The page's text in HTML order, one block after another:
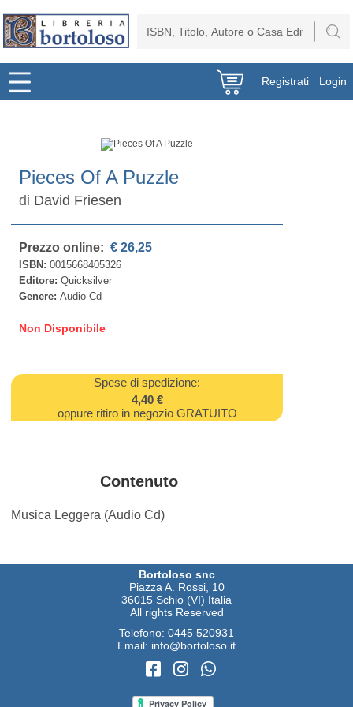
Registrati Login
Pieces Of A Puzzle
di David Friesen
Prezzo online: € 26,25
ISBN:0015668405326
Editore:Quicksilver
Genere:Audio Cd
Non Disponibile
Spese di spedizione:
4,40 €
oppure ritiro in negozio GRATUITO
Contenuto
Musica Leggera (Audio Cd)
Bortoloso snc
Piazza A. Rossi, 10
36015 Schio (VI) Italia
All rights Reserved
Telefono: 0445 520931
Email: info@bortoloso.it